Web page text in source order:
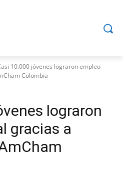
10.000 jóvenes lograron empleo
Colombia
lograron
gracias a